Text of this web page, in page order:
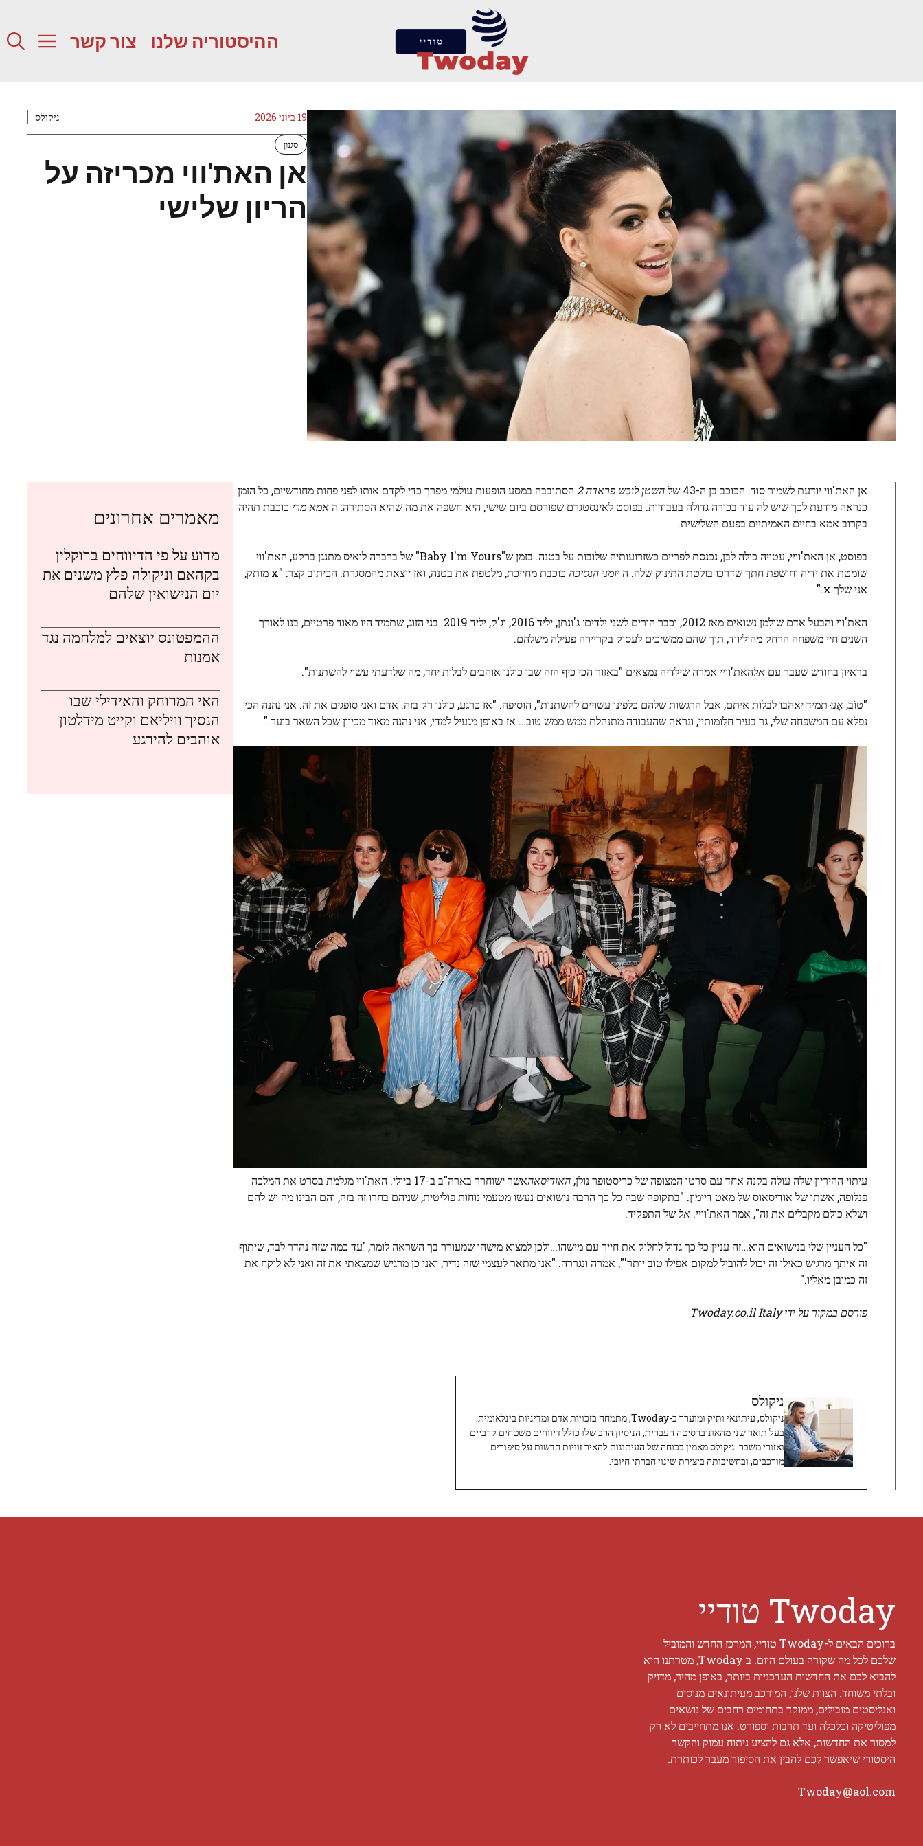
ההיסטוריה שלנו צור קשר
19 ביוני 2026 ניקולס
סגנון
אן האת'ווי מכריזה על
הריון שלישי
אן האת'ווי יודעת לשמור סוד. הכוכב בן ה-43 של השטן לובש פראדה 2
הסתובבה במסע הופעות עולמי מפרך כדי לקדם אותו לפני פחות מחודשיים, כל הזמן
כנראה מודעת לכך שיש לה עוד בכורה גדולה בעבודות. בפוסט לאינסטגרם שפורסם ביום שישי, היא חשפה את מה שהיא הסתירה: האמא מרי כוכבת תהיה
בקרוב אמא בחיים האמיתיים בפעם השלישית.
בפוסט, אן האת'וויי, עטויה כולה לבן, נכנסת לפריים כשזרועותיה שלובות על בטנה. בזמן ש"Baby I'm Yours" של ברברה לואיס מתנגן ברקע, האת'ווי
שומטת את ידיה וחושפת חתך שדרכו בולטת התינוק שלה. היומני הנסיכה
כוכבת מחייכת, מלטפת את בטנה, ואז יוצאת מהמסגרת. הכיתוב קצר: "x מותק,
אני שלך x."
האת'ווי והבעל אדם שולמן נשואים מאז 2012, וכבר הורים לשני ילדים: ג'ונתן, יליד 2016, וג'ק, יליד 2019. בני הזוג, שתמיד היו מאוד פרטיים, בנו לאורך
השנים חיי משפחה הרחק מהוליווד, תוך שהם ממשיכים לעסוק בקריירה פעילה משלהם.
בראיון בחודש שעבר עם אלהאת'וויי אמרה שילדיה נמצאים "באזור הכי כיף הזה שבו כולנו אוהבים לבלות יחד, מה שלדעתי עשוי להשתנות".
"טוֹב, אָנוּ תמיד יאהבו לבלות איתם, אבל הרגשות שלהם כלפינו עשויים להשתנות", הוסיפה. "אז כרגע, כולנו רק בזה. אדם ואני סופגים את זה. אני נהנה הכי
נפלא עם המשפחה שלי, גר בעיר חלומותיי, ונראה שהעבודה מתנהלת ממש ממש טוב… אז באופן מגעיל למדי, אני נהנה מאוד מכיוון שכל השאר בוער."
עיתוי ההיריון שלה עולה בקנה אחד עם סרטו המצופה של כריסטופר נולן, האודיסאה
אשר ישוחרר בארה"ב ב-17 ביולי. האת'ווי מגלמת בסרט את המלכה
פנלופה, אשתו של אודיסאוס של מאט דיימון. "בתקופה שבה כל כך הרבה נישואים נעשו מטעמי נוחות פוליטית, שניהם בחרו זה בזה, והם הבינו מה יש להם
ושלא כולם מקבלים את זה", אמר האת'וויי. אל של התפקיד.
"כל העניין שלי בנישואים הוא…זה עניין כל כך גדול לחלוק את חייך עם מישהו…ולכן למצוא מישהו שמעורר בך השראה לומר, 'עד כמה שזה נהדר לבד, שיתוף
זה איתך מרגיש כאילו זה יכול להוביל למקום אפילו טוב יותר'", אמרה ונגררה. "אני מתאר לעצמי שזה נדיר, ואני כן מרגיש שמצאתי את זה ואני לא לוקח את
זה כמובן מאליו."
פורסם במקור על ידי Twoday.co.il Italy
ניקולס
ניקולס, עיתונאי ותיק ומוערך ב-Twoday, מתמחה בזכויות אדם ומדיניות בינלאומית.
בעל תואר שני מהאוניברסיטה העברית, הניסיון הרב שלו כולל דיווחים משטחים קרביים
ואזורי משבר. ניקולס מאמין בכוחה של העיתונות להאיר זוויות חדשות על סיפורים
מורכבים, ובחשיבותה ביצירת שינוי חברתי חיובי.
מאמרים אחרונים
מדוע על פי הדיווחים ברוקלין
בקהאם וניקולה פלץ משנים את
יום הנישואין שלהם
ההמפטונס יוצאים למלחמה נגד
אמנות
האי המרוחק והאידילי שבו
הנסיך וויליאם וקייט מידלטון
אוהבים להירגע
Twoday טודיי
ברוכים הבאים ל-Twoday טודיי, המרכז החדש והמוביל
שלכם לכל מה שקורה בעולם היום. ב Twoday, מטרתנו היא
להביא לכם את החדשות העדכניות ביותר, באופן מהיר, מדויק
ובלתי משוחד. הצוות שלנו, המורכב מעיתונאים מנוסים
ואנליסטים מובילים, ממוקד בתחומים רחבים של נושאים
מפוליטיקה וכלכלה ועד תרבות וספורט. אנו מתחייבים לא רק
למסור את החדשות, אלא גם להציע ניתוח עמוק והקשר
היסטורי שיאפשר לכם להבין את הסיפור מעבר לכותרת.
Twoday@aol.com